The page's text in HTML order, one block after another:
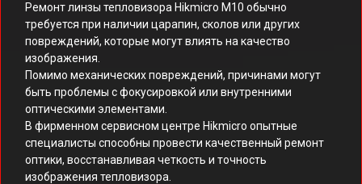
Ремонт линзы тепловизора Hikmicro M10 обычно
требуется при наличии царапин, сколов или других
повреждений, которые могут влиять на качество
изображения.
Помимо механических повреждений, причинами могут
быть проблемы с фокусировкой или внутренними
оптическими элементами.
В фирменном сервисном центре Hikmicro опытные
специалисты способны провести качественный ремонт
оптики, восстанавливая четкость и точность
изображения тепловизора.